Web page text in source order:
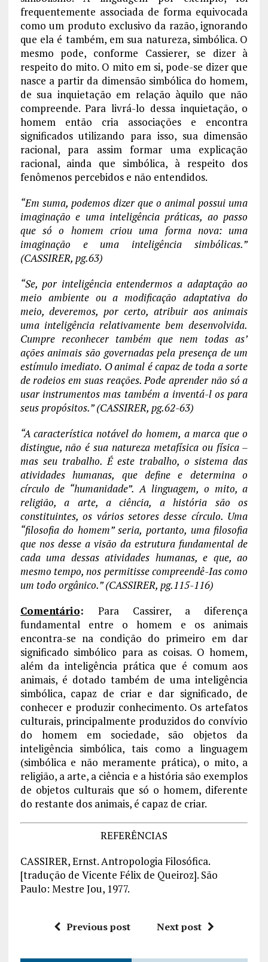
frequentemente associada de forma equivocada
como um produto exclusivo da razão, ignorando
que ela é também, em sua natureza, simbólica. O
mesmo pode, conforme Cassierer, se dizer à
respeito do mito. O mito em si, pode-se dizer que
nasce a partir da dimensão simbólica do homem,
de sua inquietação em relação àquilo que não
compreende. Para livrá-lo dessa inquietação, o
homem então cria associações e encontra
significados utilizando para isso, sua dimensão
racional, para assim formar uma explicação
racional, ainda que simbólica, à respeito dos
fenômenos percebidos e não entendidos.
“Em suma, podemos dizer que o animal possui uma
imaginação e uma inteligência práticas, ao passo
que só o homem criou uma forma nova: uma
imaginação e uma inteligência simbólicas.”
(CASSIRER, pg.63)
“Se, por inteligência entendermos a adaptação ao
meio ambiente ou a modificação adaptativa do
meio, deveremos, por certo, atribuir aos animais
uma inteligência relativamente bem desenvolvida.
Cumpre reconhecer também que nem todas as’
ações animais são governadas pela presença de um
estímulo imediato. O animal é capaz de toda a sorte
de rodeios em suas reações. Pode aprender não só a
usar instrumentos mas também a inventá-l os para
seus propósitos.” (CASSIRER, pg.62-63)
“A característica notável do homem, a marca que o
distingue, não é sua natureza metafísica ou física –
mas seu trabalho. É este trabalho, o sistema das
atividades humanas, que define e determina o
círculo de “humanidade”. A linguagem, o mito, a
religião, a arte, a ciência, a história são os
constituintes, os vários setores desse círculo. Uma
“filosofia do homem” seria, portanto, uma filosofia
que nos desse a visão da estrutura fundamental de
cada uma dessas atividades humanas, e que, ao
mesmo tempo, nos permitisse compreendê-Ias como
um todo orgânico.” (CASSIRER, pg.115-116)
Comentário: Para Cassirer, a diferença
fundamental entre o homem e os animais
encontra-se na condição do primeiro em dar
significado simbólico para as coisas. O homem,
além da inteligência prática que é comum aos
animais, é dotado também de uma inteligência
simbólica, capaz de criar e dar significado, de
conhecer e produzir conhecimento. Os artefatos
culturais, principalmente produzidos do convívio
do homem em sociedade, são objetos da
inteligência simbólica, tais como a linguagem
(simbólica e não meramente prática), o mito, a
religião, a arte, a ciência e a história são exemplos
de objetos culturais que só o homem, diferente
do restante dos animais, é capaz de criar.
REFERÊNCIAS
CASSIRER, Ernst. Antropologia Filosófica.
[tradução de Vicente Félix de Queiroz]. São
Paulo: Mestre Jou, 1977.
Previous post Next post